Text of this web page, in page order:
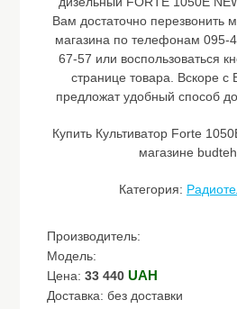
Вам достаточно перезвонить
магазина по телефонам 095-
67-57 или воспользоваться
странице товара. Вскоре с
предложат удобный способ
Купить Культиватор Forte
магазине
Категория:
Производитель:
Модель:
Цена:33 440UAH
Доставка: без доставки